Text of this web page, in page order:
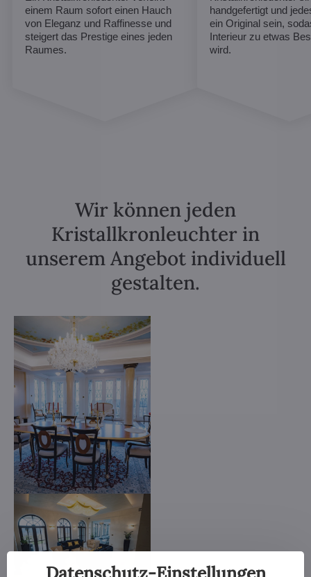
einem Raum sofort einen Hauch
von Eleganz und Raffinesse und
steigert das Prestige eines jeden
Raumes.
handgefertigt und
ein Original sein,
Interieur zu etwas
wird.
Wir können jeden
Kristallkronleuchter in
unserem Angebot individuell
gestalten.